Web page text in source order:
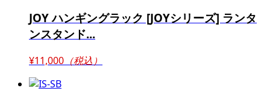
JOY ハンギングラック [JOYシリーズ] ランタ
ンスタンド...
¥11,000 （税込）